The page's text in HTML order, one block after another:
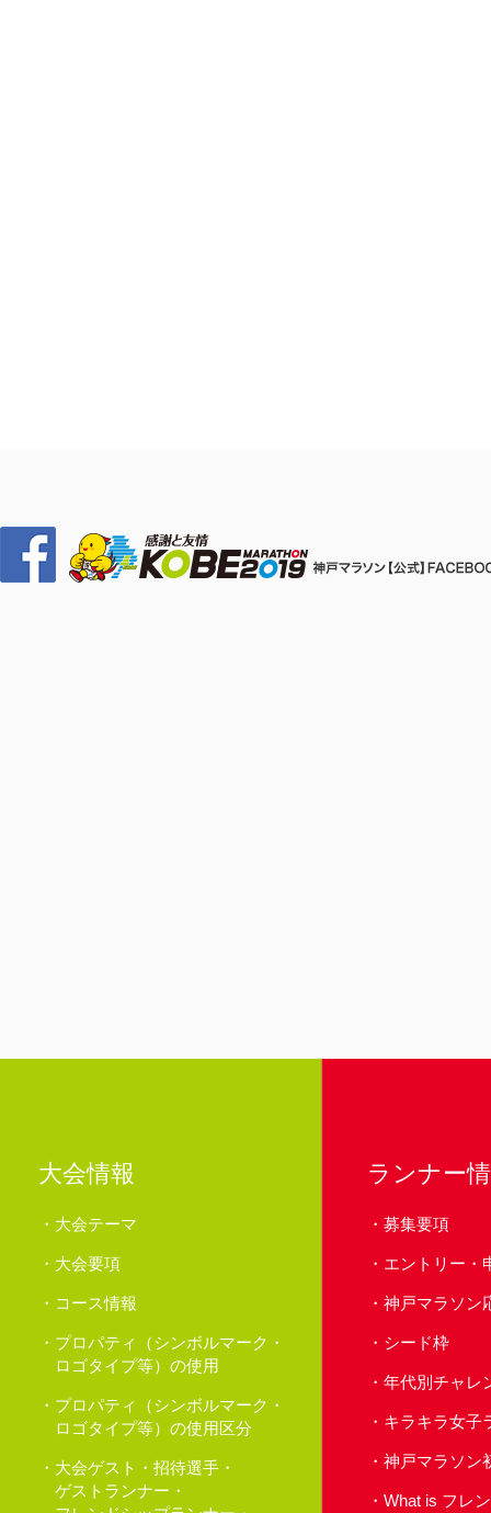
大会情報
大会テーマ
大会要項
コース情報
プロパティ（シンボルマーク・
ロゴタイプ等）の使用
プロパティ（シンボルマーク・
ロゴタイプ等）の使用区分
大会ゲスト・招待選手・
ゲストランナー・
ランナー
募集要項
エントリー・
神戸マラソン
シード枠
年代別チャレ
キラキラ女子
神戸マラソン
What is フレ